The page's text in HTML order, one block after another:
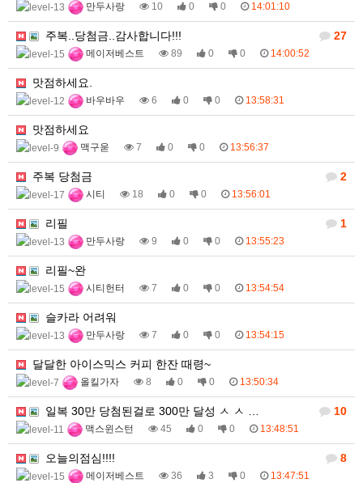
만두사랑 10 0 0 14:01:10
27
주복..당첨금..감사합니다!!!
메이저베스트 89 0 0 14:00:52
맛점하세요.
바우바우 6 0 0 13:58:31
맛점하세요
맥구욷 7 0 0 13:56:37
2
주복 당첨금
시티 18 0 0 13:56:01
1
리필
만두사랑 9 0 0 13:55:23
리필~완
시티헌터 7 0 0 13:54:54
슬카라 어려워
만두사랑 7 0 0 13:54:15
달달한 아이스믹스 커피 한잔 때령~
올킬가자 8 0 0 13:50:34
10
일복 30만 당첨된걸로 300만 달성 ㅅ ㅅ …
맥스윈스턴 45 0 0 13:48:51
8
오늘의점심!!!!
메이저베스트 36 3 0 13:47:51